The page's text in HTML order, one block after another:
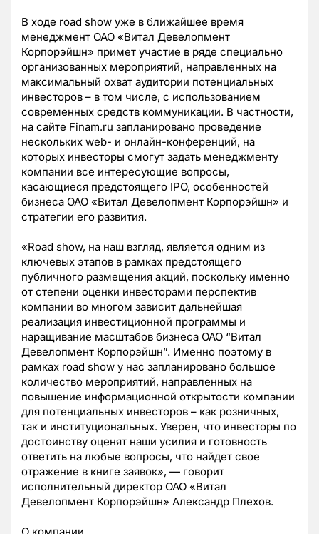
В ходе road show уже в ближайшее время
менеджмент ОАО «Витал Девелопмент
Корпорэйшн» примет участие в ряде специально
организованных мероприятий, направленных на
максимальный охват аудитории потенциальных
инвесторов – в том числе, с использованием
современных средств коммуникации. В частности,
на сайте Finam.ru запланировано проведение
нескольких web- и онлайн-конференций, на
которых инвесторы смогут задать менеджменту
компании все интересующие вопросы,
касающиеся предстоящего IPO, особенностей
бизнеса ОАО «Витал Девелопмент Корпорэйшн» и
стратегии его развития.
«Road show, на наш взгляд, является одним из
ключевых этапов в рамках предстоящего
публичного размещения акций, поскольку именно
от степени оценки инвесторами перспектив
компании во многом зависит дальнейшая
реализация инвестиционной программы и
наращивание масштабов бизнеса ОАО “Витал
Девелопмент Корпорэйшн”. Именно поэтому в
рамках road show у нас запланировано большое
количество мероприятий, направленных на
повышение информационной открытости компании
для потенциальных инвесторов – как розничных,
так и институциональных. Уверен, что инвесторы по
достоинству оценят наши усилия и готовность
ответить на любые вопросы, что найдет свое
отражение в книге заявок», — говорит
исполнительный директор ОАО «Витал
Девелопмент Корпорэйшн» Александр Плехов.